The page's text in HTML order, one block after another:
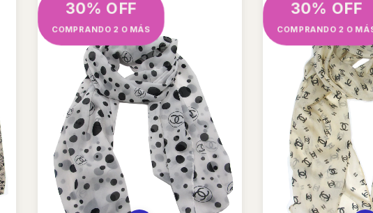
30% OFF
COMPRANDO 2 O MÁS
30% OFF
COMPRANDO 2 O MÁS